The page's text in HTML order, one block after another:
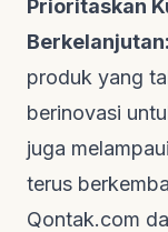
Prioritaskan
Berkelanjutan:
produk yang
berinovasi
juga
terus
Qontak.com